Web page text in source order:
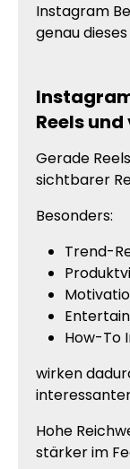
Instagram
genau
Reels
Gerade
sichtbarer
Besonders:
Trend-
How-To
wirken
Hohe
stärker im